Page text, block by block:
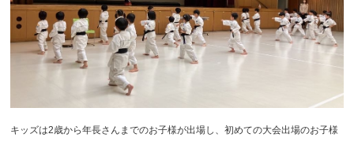
キッズは2歳から年長さんまでのお子様が出場し、初めての大会出場のお子様